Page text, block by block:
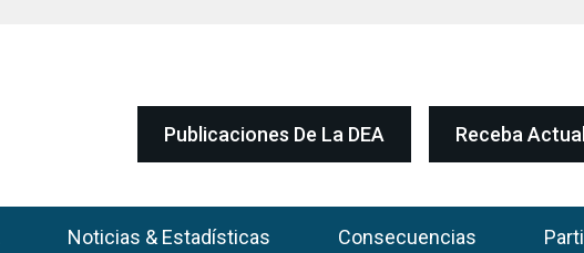
Publicaciones De La DEA Receba
Noticias & Estadísticas Consecuencias